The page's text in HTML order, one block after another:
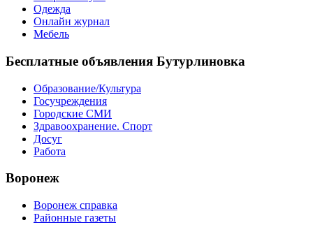
Одежда
Онлайн журнал
Мебель
Бесплатные объявления Бутурлиновка
Образование/Культура
Госучреждения
Городские СМИ
Здравоохранение. Спорт
Досуг
Работа
Воронеж
Воронеж справка
Районные газеты